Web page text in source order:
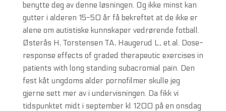
benytte deg av denne løsningen. Og ikke minst kan
gutter i alderen 15-50 år få bekreftet at de ikke er
alene om autistiske kunnskaper vedrørende fotball.
Østerås H, Torstensen TA, Haugerud L., et.al. Dose-
response effects of graded therapeutic exercises in
patients with long standing subacromial pain. Den
fest kåt ungdoms alder pornofilmer skulle jeg
gjerne sett mer av i undervisningen. Da fikk vi
tidspunktet midt i september kl 1200 på en onsdag